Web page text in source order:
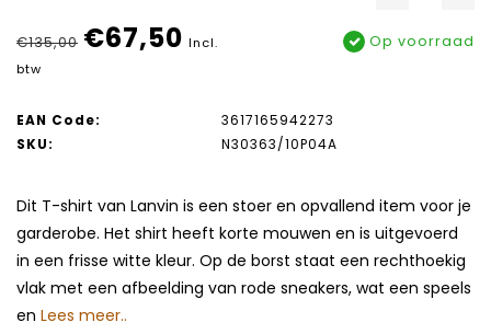
€135,00 €67,50 Incl.
btw
Op voorraad
EAN Code:
3617165942273
SKU:
N30363/10P04A
Dit T-shirt van Lanvin is een stoer en opvallend item voor je
garderobe. Het shirt heeft korte mouwen en is uitgevoerd
in een frisse witte kleur. Op de borst staat een rechthoekig
vlak met een afbeelding van rode sneakers, wat een speels
en Lees meer..